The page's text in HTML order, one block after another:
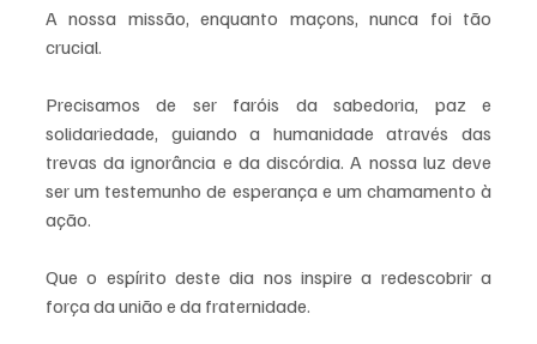
A nossa missão, enquanto maçons, nunca foi tão
crucial.
Precisamos de ser faróis da sabedoria, paz e
solidariedade, guiando a humanidade através das
trevas da ignorância e da discórdia. A nossa luz deve
ser um testemunho de esperança e um chamamento à
ação.
Que o espírito deste dia nos inspire a redescobrir a
força da união e da fraternidade.